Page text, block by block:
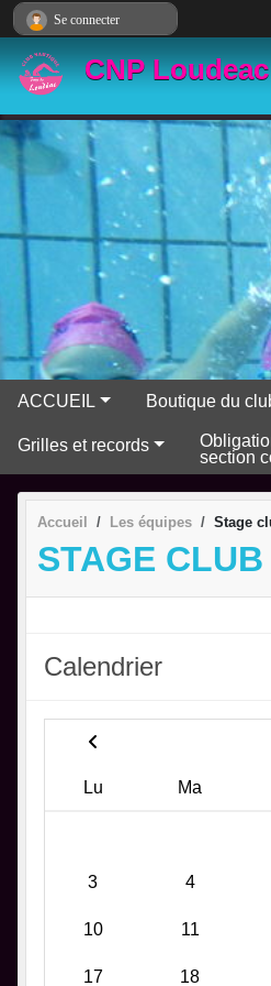
CNP Loudeac
ACCUEIL Boutique du
Grilles et records
section
Accueil Les équipes Stage
STAGE
Calendrier
Lu Ma
3 4
10 11
17 18
Se connecter
Panneau de gestion des cookies